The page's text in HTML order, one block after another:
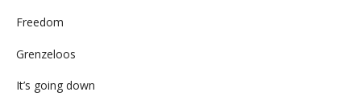
Freedom
Grenzeloos
It’s going down